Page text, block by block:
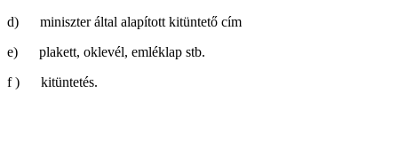
d) miniszter által alapított kitüntető cím
e) plakett, oklevél, emléklap stb.
f ) kitüntetés.